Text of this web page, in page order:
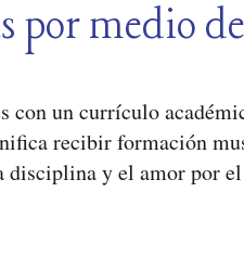
por medio
con un currículo
recibir formación
disciplina y el amor por